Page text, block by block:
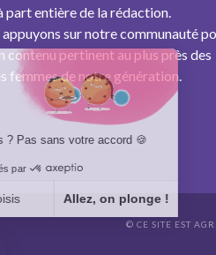
part entière de la rédaction.
appuyons sur notre communauté
contenu pertinent au plus près des
femmes de notre génération.
© CE SITE EST
? Pas sans votre accord 🍪
certifiés par
Je choisis Allez, on plonge !
Consentement : Personnalisez